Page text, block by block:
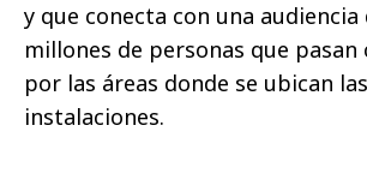
y que conecta con una audiencia
millones de personas que pasan
por las áreas donde se ubican las
instalaciones.